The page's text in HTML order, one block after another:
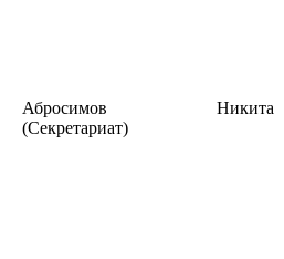
Абросимов Никита
(Секретариат)